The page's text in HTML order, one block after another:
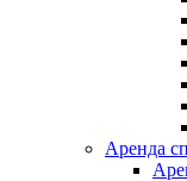
Аренда